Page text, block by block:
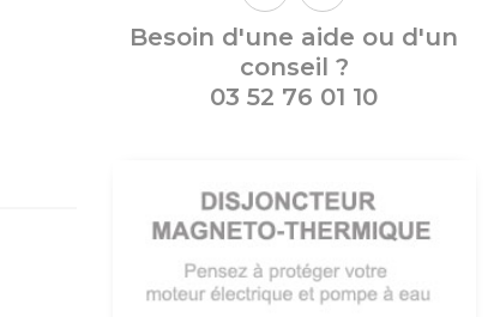
Besoin d'une aide ou d'un
conseil ?
03 52 76 01 10